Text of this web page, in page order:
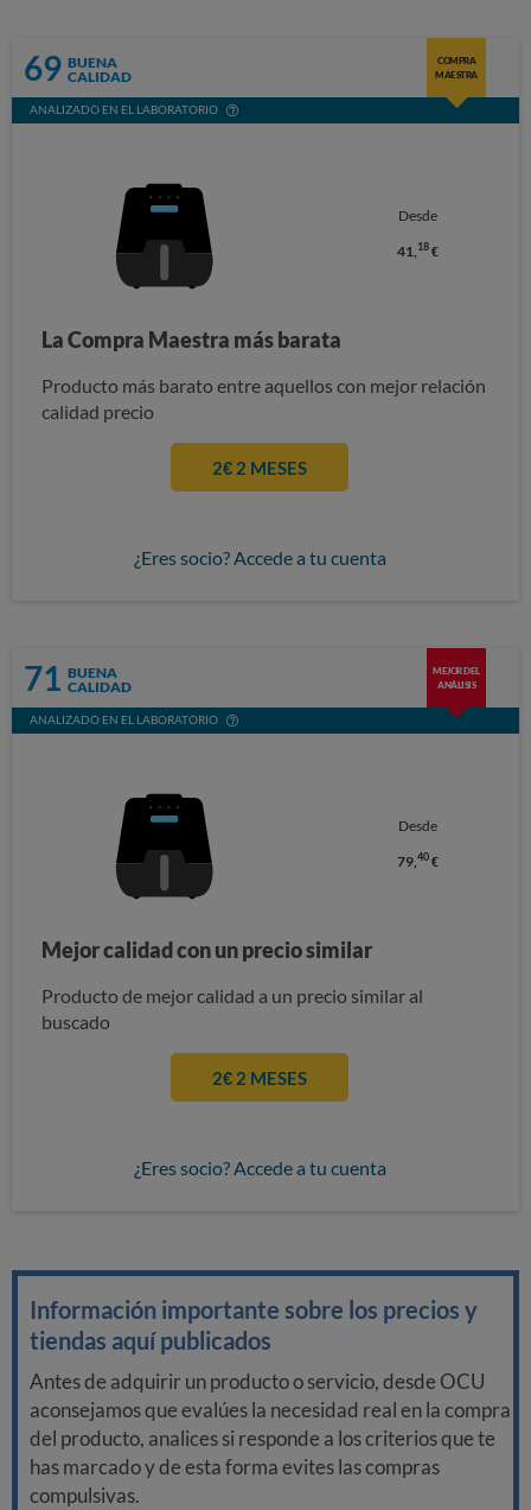
69 BUENA
CALIDAD
COMPRA
MAESTRA
ANALIZADO EN EL LABORATORIO
Desde
41, 18€
La Compra Maestra más barata
Producto más barato entre aquellos con mejor relación
calidad precio
2€ 2 MESES
¿Eres socio? Accede a tu cuenta
71 BUENA
CALIDAD
MEJOR DEL
ANÁLISIS
ANALIZADO EN EL LABORATORIO
Desde
79, 40€
Mejor calidad con un precio similar
Producto de mejor calidad a un precio similar al
buscado
2€ 2 MESES
¿Eres socio? Accede a tu cuenta
Información importante sobre los precios y
tiendas aquí publicados
Antes de adquirir un producto o servicio, desde OCU
aconsejamos que evalúes la necesidad real en la compra
del producto, analices si responde a los criterios que te
has marcado y de esta forma evites las compras
compulsivas.